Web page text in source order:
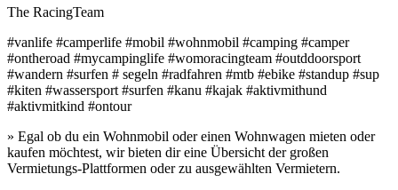
The RacingTeam
#vanlife #camperlife #mobil #wohnmobil #camping #camper
#ontheroad #mycampinglife #womoracingteam #outddoorsport
#wandern #surfen # segeln #radfahren #mtb #ebike #standup #sup
#kiten #wassersport #surfen #kanu #kajak #aktivmithund
#aktivmitkind #ontour
» Egal ob du ein Wohnmobil oder einen Wohnwagen mieten oder
kaufen möchtest, wir bieten dir eine Übersicht der großen
Vermietungs-Plattformen oder zu ausgewählten Vermietern.